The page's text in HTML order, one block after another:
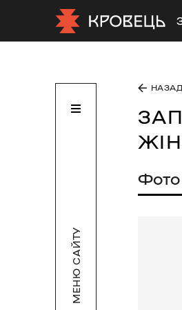
МЕНЮ САЙТУ
НАЗАД
Фото